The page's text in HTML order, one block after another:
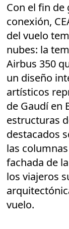
Con el fin de
conexión,
del vuelo
nubes: la
Airbus 350
un diseño
artísticos
de Gaudí en
estructuras
destacados
las
fachada de
los viajeros
vuelo.